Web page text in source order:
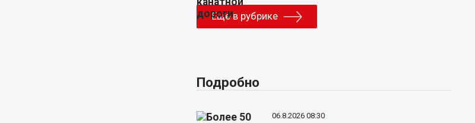
Еще в рубрике
Подробно
06.8.2026 08:30